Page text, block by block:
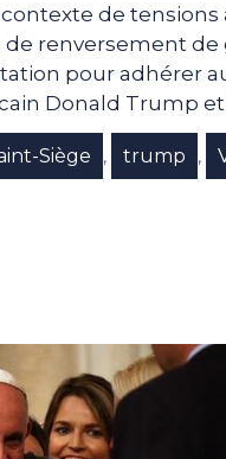
de
renversement
pour adhérer
Donald Trump et
Siège , trump ,